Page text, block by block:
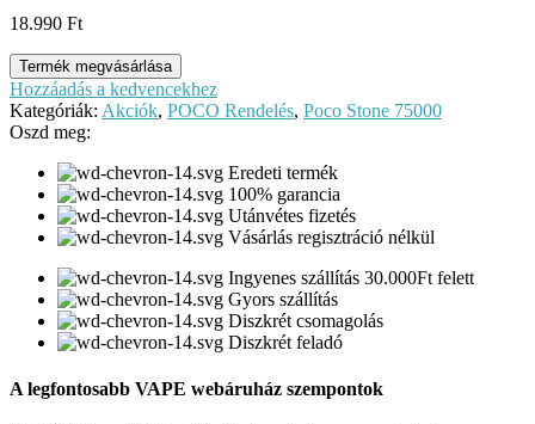
18.990 Ft
Termék megvásárlása
Hozzáadás a kedvencekhez
Kategóriák: Akciók, POCO Rendelés, Poco Stone 75000
Oszd meg:
Eredeti termék
100% garancia
Utánvétes fizetés
Vásárlás regisztráció nélkül
Ingyenes szállítás 30.000Ft felett
Gyors szállítás
Diszkrét csomagolás
Diszkrét feladó
A legfontosabb VAPE webáruház szempontok